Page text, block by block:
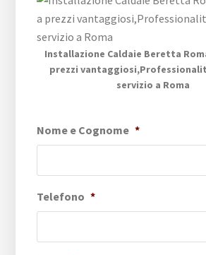
Installazione Caldaie Beretta
prezzi
servizio a Roma
Nome e Cognome *
Telefono *